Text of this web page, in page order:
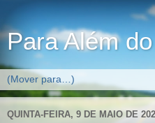
Para Além
QUINTA-FEIRA, 9 DE MAIO DE